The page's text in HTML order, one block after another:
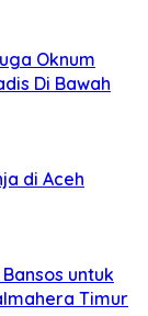
Oknum
Di Bawah
di Aceh
untuk
Timur